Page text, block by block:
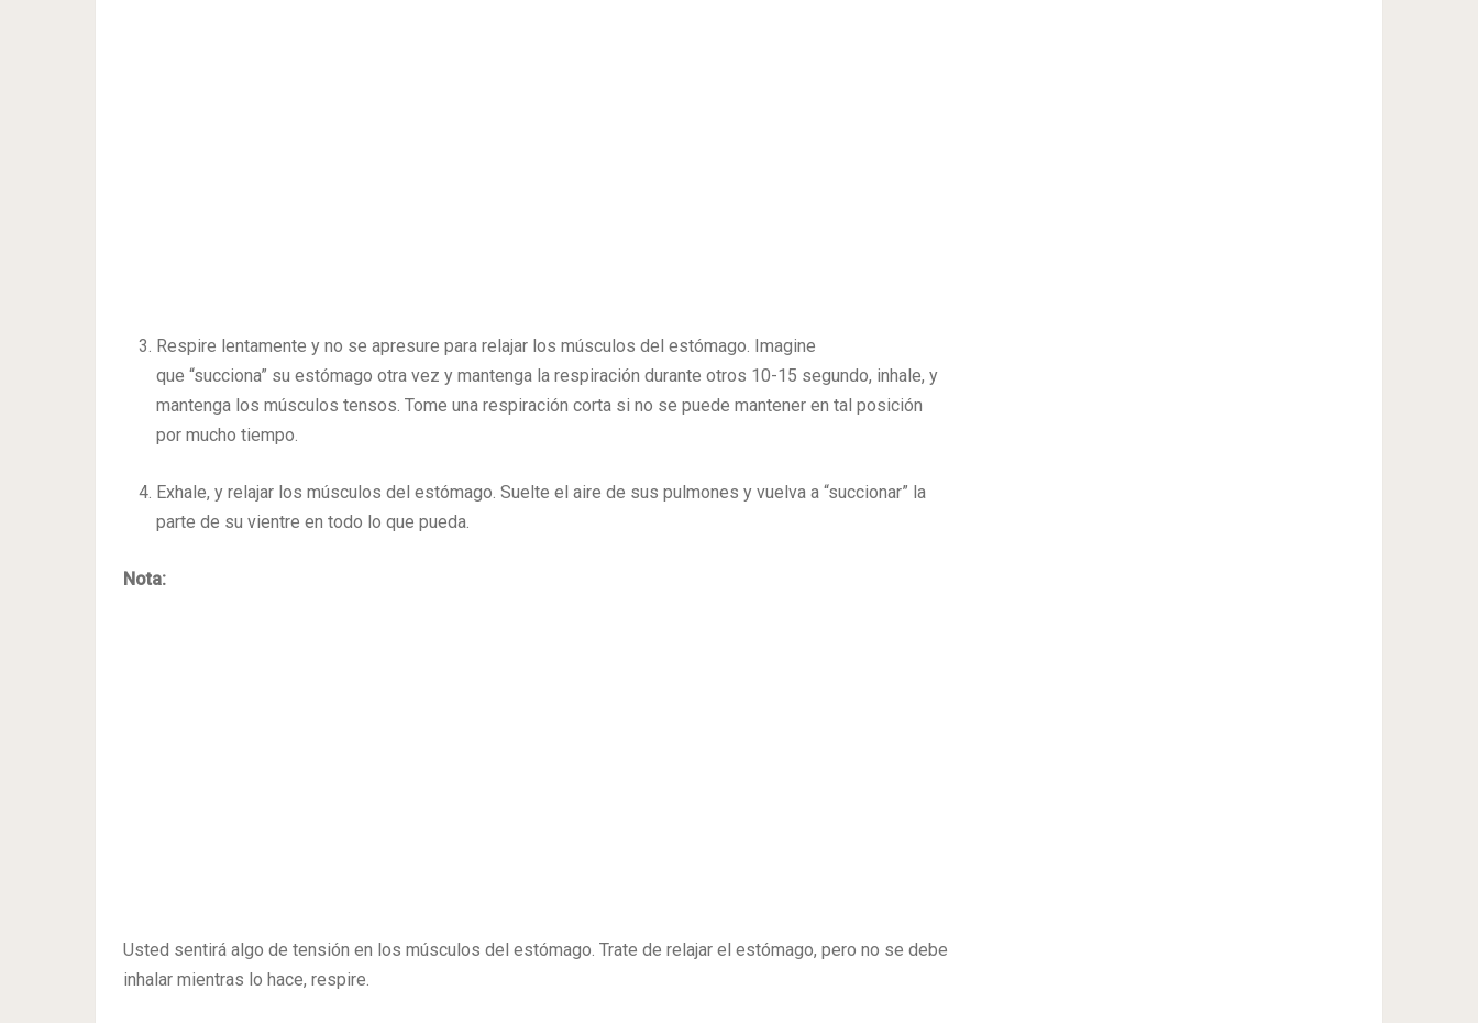
Respire lentamente y no se apresure para relajar los músculos del estómago. Imagine
que “succiona” su estómago otra vez y mantenga la respiración durante otros 10-15 segundo, inhale, y
mantenga los músculos tensos. Tome una respiración corta si no se puede mantener en tal posición
por mucho tiempo.
Exhale, y relajar los músculos del estómago. Suelte el aire de sus pulmones y vuelva a “succionar” la
parte de su vientre en todo lo que pueda.
Nota:
Usted sentirá algo de tensión en los músculos del estómago. Trate de relajar el estómago, pero no se debe
inhalar mientras lo hace, respire.